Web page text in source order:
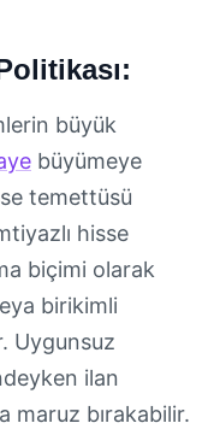
büyük
büyümeye
temettüsü
hisse
biçimi olarak
birikimli
Uygunsuz
ilan
maruz bırakabilir.